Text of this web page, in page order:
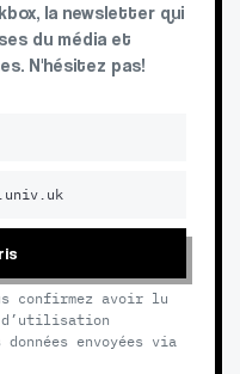
la newsletter qui
du média et
N'hésitez pas!
confirmez avoir lu
d’utilisation
envoyées via